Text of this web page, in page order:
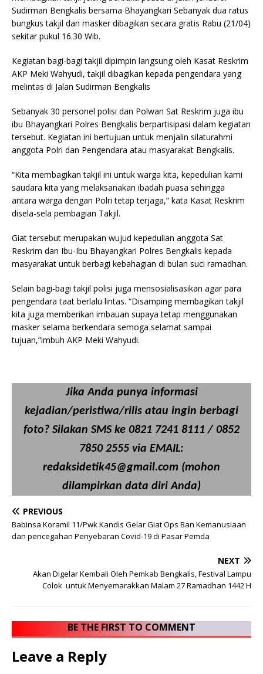
b
o
o
k
r A
p
Sudirman Bengkalis bersama Bhayangkari Sebanyak dua ratus
bungkus takjil dan masker dibagikan secara gratis Rabu (21/04)
sekitar pukul 16.30 Wib.
Kegiatan bagi-bagi takjil dipimpin langsung oleh Kasat Reskrim
AKP Meki Wahyudi, takjil dibagikan kepada pengendara yang
melintas di Jalan Sudirman Bengkalis
Sebanyak 30 personel polisi dan Polwan Sat Reskrim juga ibu
ibu Bhayangkari Polres Bengkalis berpartisipasi dalam kegiatan
tersebut. Kegiatan ini bertujuan untuk menjalin silaturahmi
anggota Polri dan Pengendara atau masyarakat Bengkalis.
“Kita membagikan takjil ini untuk warga kita, kepedulian kami
saudara kita yang melaksanakan ibadah puasa sehingga
antara warga dengan Polri tetap terjaga,” kata Kasat Reskrim
disela-sela pembagian Takjil.
Giat tersebut merupakan wujud kepedulian anggota Sat
Reskrim dan Ibu-Ibu Bhayangkari Polres Bengkalis kepada
masyarakat untuk berbagi kebahagian di bulan suci ramadhan.
Selain bagi-bagi takjil polisi juga mensosialisasikan agar para
pengendara taat berlalu lintas. “Disamping membagikan takjil
kita juga memberikan imbauan supaya tetap menggunakan
masker selama berkendara semoga selamat sampai
tujuan,”imbuh AKP Meki Wahyudi.
Jika Anda punya informasi
kejadian/peristiwa/rilis atau ingin berbagi
foto? Silakan SMS ke 0821 7241 8111 / 0852
7850 2555 via EMAIL:
redaksidetik45@gmail.com (mohon
dilampirkan data diri Anda)
PREVIOUS
Babinsa Koramil 11/Pwk Kandis Gelar Giat Ops Ban Kemanusiaan
dan pencegahan Penyebaran Covid-19 di Pasar Pemda
NEXT
Akan Digelar Kembali Oleh Pemkab Bengkalis, Festival Lampu
Colok untuk Menyemarakkan Malam 27 Ramadhan 1442 H
BE THE FIRST TO COMMENT
Leave a Reply